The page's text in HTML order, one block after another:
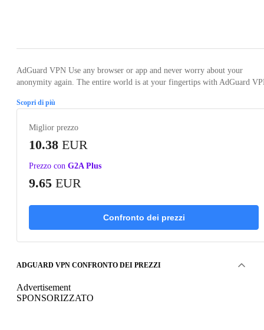
AdGuard VPN Use any browser or app and never worry about your
anonymity again. The entire world is at your fingertips with AdGuard
Scopri di più
Miglior prezzo
10.38 EUR
Prezzo con G2A Plus
9.65 EUR
Confronto dei prezzi
ADGUARD VPN CONFRONTO DEI PREZZI
Advertisement
SPONSORIZZATO